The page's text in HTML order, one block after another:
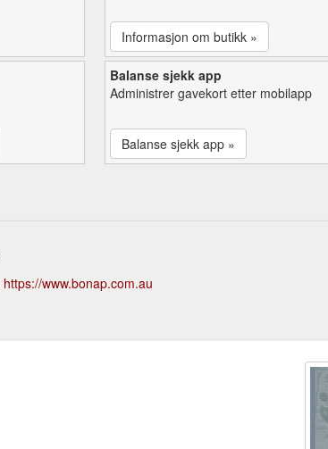
Informasjon om butikk »
Balanse sjekk app
Administrer gavekort etter mobilapp
Balanse sjekk app »
https://www.bonap.com.au